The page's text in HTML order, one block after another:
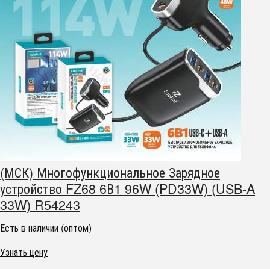
(МСК) Многофункциональное Зарядное
устройство FZ68 6В1 96W (PD33W) (USB-A
33W) R54243
Есть в наличии (оптом)
Узнать цену